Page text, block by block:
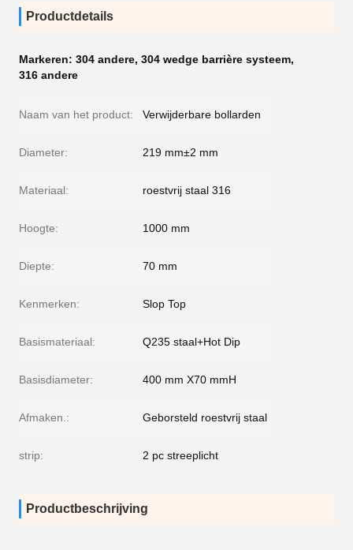
Productdetails
Markeren: 304 andere, 304 wedge barrière systeem,
316 andere
Naam van het product: Verwijderbare bollarden
Diameter: 219 mm±2 mm
Materiaal: roestvrij staal 316
Hoogte: 1000 mm
Diepte: 70 mm
Kenmerken: Slop Top
Basismateriaal: Q235 staal+Hot Dip
Basisdiameter: 400 mm X70 mmH
Afmaken.: Geborsteld roestvrij staal
strip: 2 pc streeplicht
Productbeschrijving